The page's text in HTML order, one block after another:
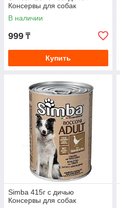
Консервы для собак
В наличии
999 ₸
Купить
Simba 415г с дичью
Консервы для собак